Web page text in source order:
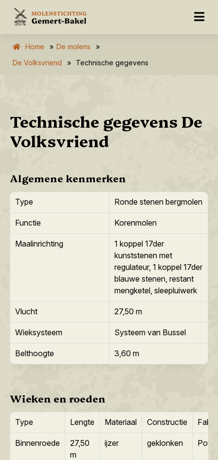
Home » De molens
»
De Volksvriend
» Technische gegevens
Technische gegevens De
Volksvriend
Algemene kenmerken
Type Ronde stenen bergmolen
Functie Korenmolen
Maalinrichting
1 koppel 17der
kunststenen met
regulateur, 1 koppel 17der
blauwe stenen, restant
mengketel, sleepluiwerk
Vlucht 27,50 m
Wieksysteem Systeem van Bussel
Belthoogte 3,60 m
Wieken en roeden
Type Lengte Materiaal Constructie
Binnenroede
27,50
m
ijzer geklonken Pot